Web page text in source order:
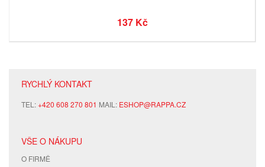
137 Kč
RYCHLÝ KONTAKT
TEL:+420 608 270 801 MAIL: ESHOP@RAPPA.CZ
VŠE O NÁKUPU
O FIRMĚ